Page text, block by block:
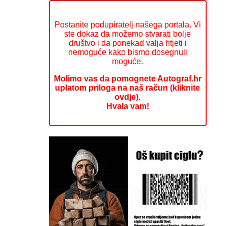
Postanite podupiratelj našega portala. Vi
ste dokaz da možemo stvarati bolje
društvo i da ponekad valja htjeti i
nemoguće kako bismo dosegnuli
moguće.
Molimo vas da pomognete Autograf.hr
uplatom priloga na naš račun (kliknite
ovdje).
Hvala vam!